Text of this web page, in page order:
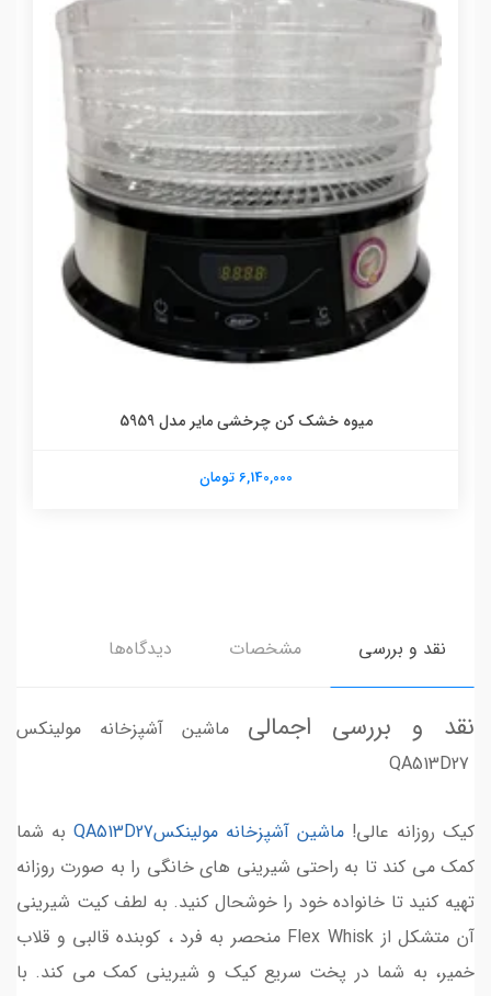
میوه خشک کن چرخشی مایر مدل 5959
6,140,000 تومان
نقد و بررسی مشخصات دیدگاه‌ها
نقد و بررسی اجمالی ماشین آشپزخانه مولینکس
کیک روزانه عالی! ماشین آشپزخانه مولینکسQA513D27
به شما
کمک می کند تا به راحتی شیرینی های خانگی را به صورت روزانه
تهیه کنید تا خانواده خود را خوشحال کنید. به لطف کیت شیرینی
آن متشکل از Flex Whisk منحصر به فرد ، کوبنده قالبی و قلاب
خمیر، به شما در پخت سریع کیک و شیرینی کمک می کند. با